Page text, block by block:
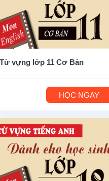
Từ vựng lớp 11 Cơ Bản
HỌC NGAY